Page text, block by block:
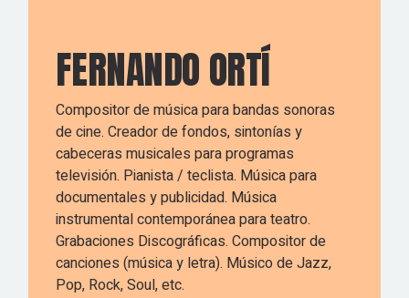
FERNANDO ORTÍ
Compositor de música para bandas sonoras
de cine. Creador de fondos, sintonías y
cabeceras musicales para programas
televisión. Pianista / teclista. Música para
documentales y publicidad. Música
instrumental contemporánea para teatro.
Grabaciones Discográficas. Compositor de
canciones (música y letra). Músico de Jazz,
Pop, Rock, Soul, etc.